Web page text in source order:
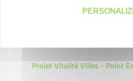
Projet Vitalité Villes - Point